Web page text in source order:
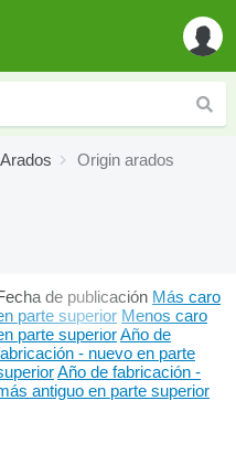
Arados Origin arados
de publicación Más caro
parte superior Menos caro
parte superiorAño de
- nuevo en parte
Año de fabricación -
antiguo en parte superior